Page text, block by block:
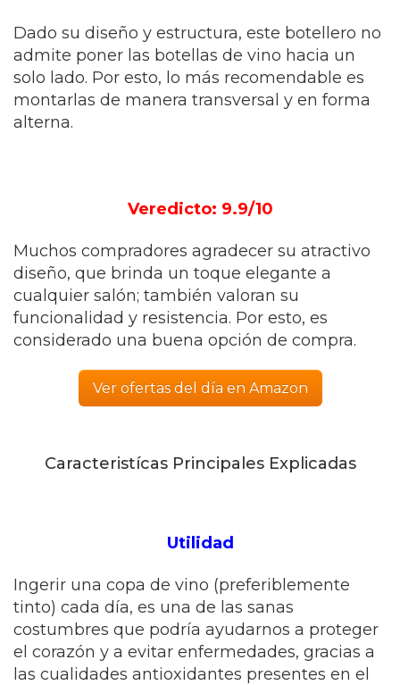
Dado su diseño y estructura, este botellero no
admite poner las botellas de vino hacia un
solo lado. Por esto, lo más recomendable es
montarlas de manera transversal y en forma
alterna.
Veredicto: 9.9/10
Muchos compradores agradecer su atractivo
diseño, que brinda un toque elegante a
cualquier salón; también valoran su
funcionalidad y resistencia. Por esto, es
considerado una buena opción de compra.
Ver ofertas del día en Amazon
Caracteristícas Principales Explicadas
Utilidad
Ingerir una copa de vino (preferiblemente
tinto) cada día, es una de las sanas
costumbres que podría ayudarnos a proteger
el corazón y a evitar enfermedades, gracias a
las cualidades antioxidantes presentes en el